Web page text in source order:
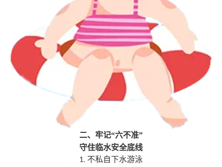
二、牢记“六不准”
守住临水安全底线
1. 不私自下水游泳